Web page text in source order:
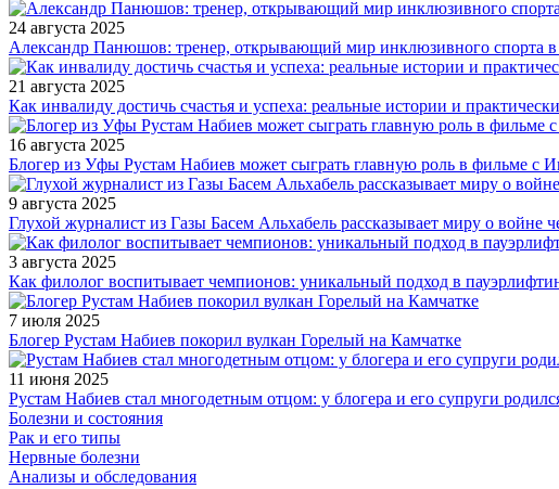
24 августа 2025
Александр Панюшов: тренер, открывающий мир инклюзивного спорта
21 августа 2025
Как инвалиду достичь счастья и успеха: реальные истории и
16 августа 2025
Блогер из Уфы Рустам Набиев может сыграть главную роль в фильме с
9 августа 2025
Глухой журналист из Газы Басем Альхабель рассказывает миру о войне
3 августа 2025
Как филолог воспитывает чемпионов: уникальный подход в
7 июля 2025
Блогер Рустам Набиев покорил вулкан Горелый на Камчатке
11 июня 2025
Рустам Набиев стал многодетным отцом: у блогера и его супруги
Болезни и состояния
Рак и его типы
Нервные болезни
Анализы и обследования